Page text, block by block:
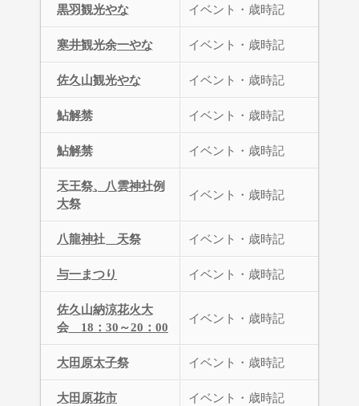
黒羽観光やな イベント・歳時記
寒井観光余一やな イベント・歳時記
佐久山観光やな イベント・歳時記
鮎解禁 イベント・歳時記
鮎解禁 イベント・歳時記
天王祭、八雲神社例
大祭
イベント・歳時記
八龍神社 天祭 イベント・歳時記
与一まつり イベント・歳時記
佐久山納涼花火大
会 18：30～20：00
イベント・歳時記
大田原太子祭 イベント・歳時記
大田原花市 イベント・歳時記